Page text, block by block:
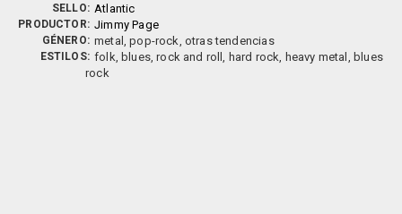
SELLO: Atlantic
PRODUCTOR: Jimmy Page
GÉNERO: metal, pop-rock, otras tendencias
ESTILOS: folk, blues, rock and roll, hard rock, heavy metal, blues
rock